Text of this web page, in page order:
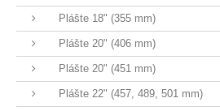
Plášte 18" (355 mm)
Plášte 20" (406 mm)
Plášte 20" (451 mm)
Plášte 22" (457, 489, 501 mm)